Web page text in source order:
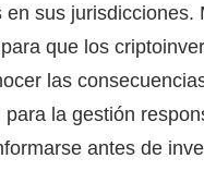
sus
que los
las
la gestión
antes de